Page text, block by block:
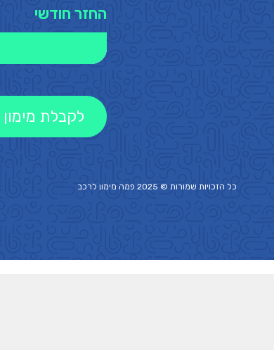
החזר חודשי
לקבלת
כל הזכויות שמורות © 2025 פמה מימון לרכב